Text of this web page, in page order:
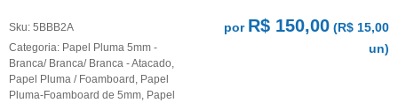
Sku: 5BBB2A
Categoria: Papel Pluma 5mm -
Branca/ Branca/ Branca - Atacado
Papel Pluma / Foamboard Papel
Pluma-Foamboard de 5mm Papel
por R$ 150,00 (R$ 15,00
un)